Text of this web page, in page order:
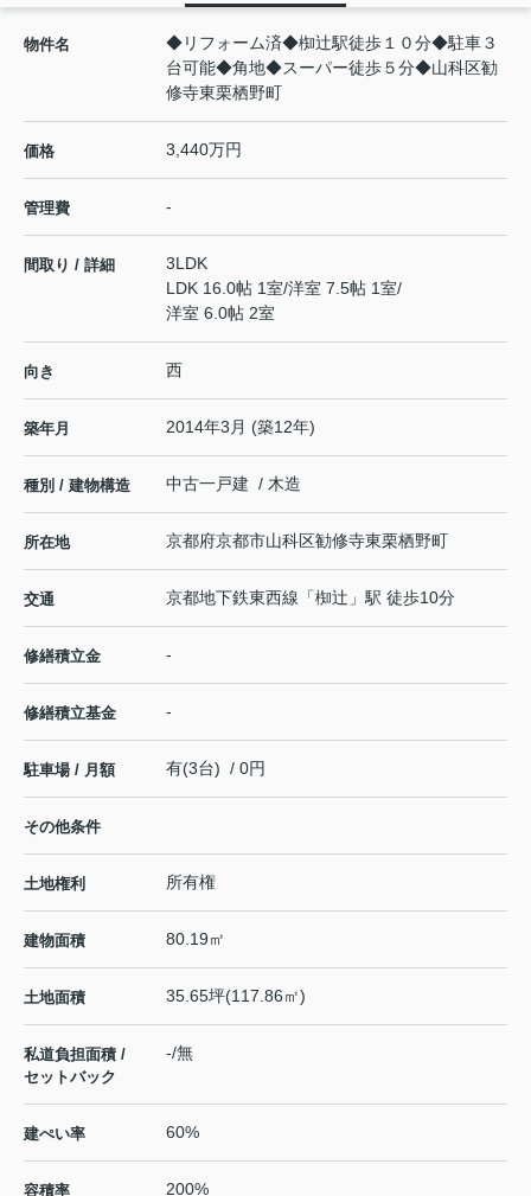
物件名
◆リフォーム済◆椥辻駅徒歩１０分◆駐車３
台可能◆角地◆スーパー徒歩５分◆山科区勧
修寺東栗栖野町
価格 3,440万円
管理費 -
間取り / 詳細
3LDK
LDK 16.0帖 1室/洋室 7.5帖 1室/
洋室 6.0帖 2室
向き 西
築年月 2014年3月 (築12年)
種別 / 建物構造 中古一戸建 / 木造
所在地 京都府京都市山科区勧修寺東栗栖野町
交通 京都地下鉄東西線 「椥辻 」駅 徒歩10分
修繕積立金 -
修繕積立基金 -
駐車場 / 月額 有(3台) / 0円
その他条件
土地権利 所有権
建物面積 80.19㎡
土地面積 35.65坪(117.86㎡)
私道負担面積 /
セットバック
-/無
建ぺい率 60%
容積率 200%